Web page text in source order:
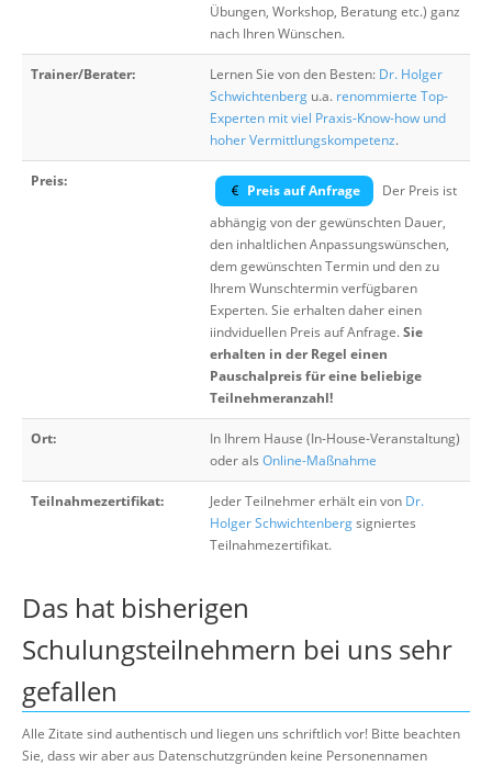
Übungen, Workshop, Beratung etc.) ganz
nach Ihren Wünschen.
Trainer/Berater: Lernen Sie von den Besten: Dr. Holger
Schwichtenberg u.a. renommierte Top-
Experten mit viel Praxis-Know-how und
hoher Vermittlungskompetenz.
Preis:
Preis auf Anfrage
Der Preis ist
abhängig von der gewünschten Dauer,
den inhaltlichen Anpassungswünschen,
dem gewünschten Termin und den zu
Ihrem Wunschtermin verfügbaren
Experten. Sie erhalten daher einen
iindviduellen Preis auf Anfrage.Sie
erhalten in der Regel einen
Pauschalpreis für eine beliebige
Teilnehmeranzahl!
Ort:
In Ihrem Hause (In-House-Veranstaltung)
oder als Online-Maßnahme
Teilnahmezertifikat: Jeder Teilnehmer erhält ein von Dr.
Holger Schwichtenbergsigniertes
Teilnahmezertifikat.
Das hat bisherigen
Schulungsteilnehmern bei uns sehr
gefallen
Alle Zitate sind authentisch und liegen uns schriftlich vor! Bitte beachten
Sie, dass wir aber aus Datenschutzgründen keine Personennamen